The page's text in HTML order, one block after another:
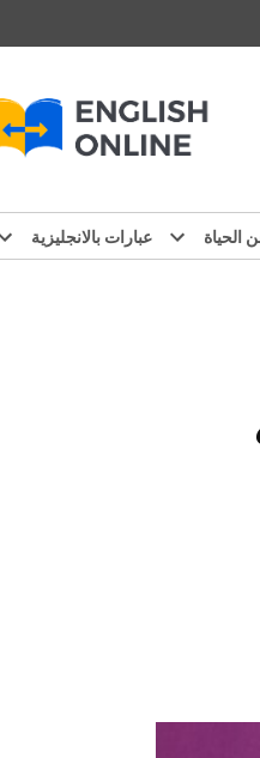
الحياة عبارات بالانجليزية